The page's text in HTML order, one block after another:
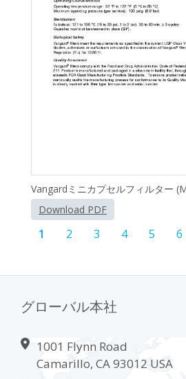
Vangardミニカプセルフィルター
Download PDF
1 2 3 4 5 6
グローバル本社
1001 Flynn Road
Camarillo, CA 93012 USA